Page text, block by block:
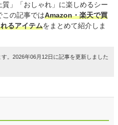
」「おしゃれ」に楽しめるシー
この記事ではAmazon・楽天で買
るアイテムをまとめて紹介しま
。2026年06月12日に記事を更新しました